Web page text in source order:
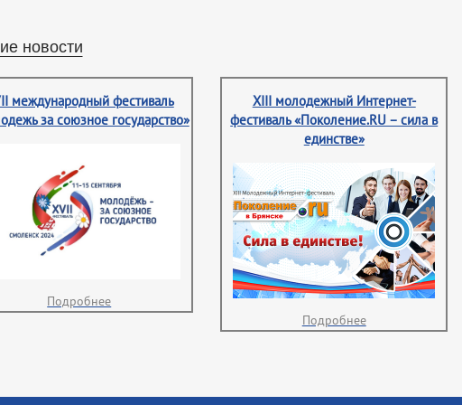
новости
международный фестиваль
за союзное государство»
Подробнее
XIII молодежный Интернет-
фестиваль «Поколение.RU – сила в
единстве»
Подробнее